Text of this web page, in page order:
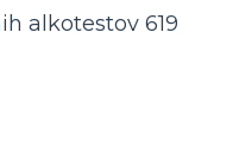
alkotestov 619